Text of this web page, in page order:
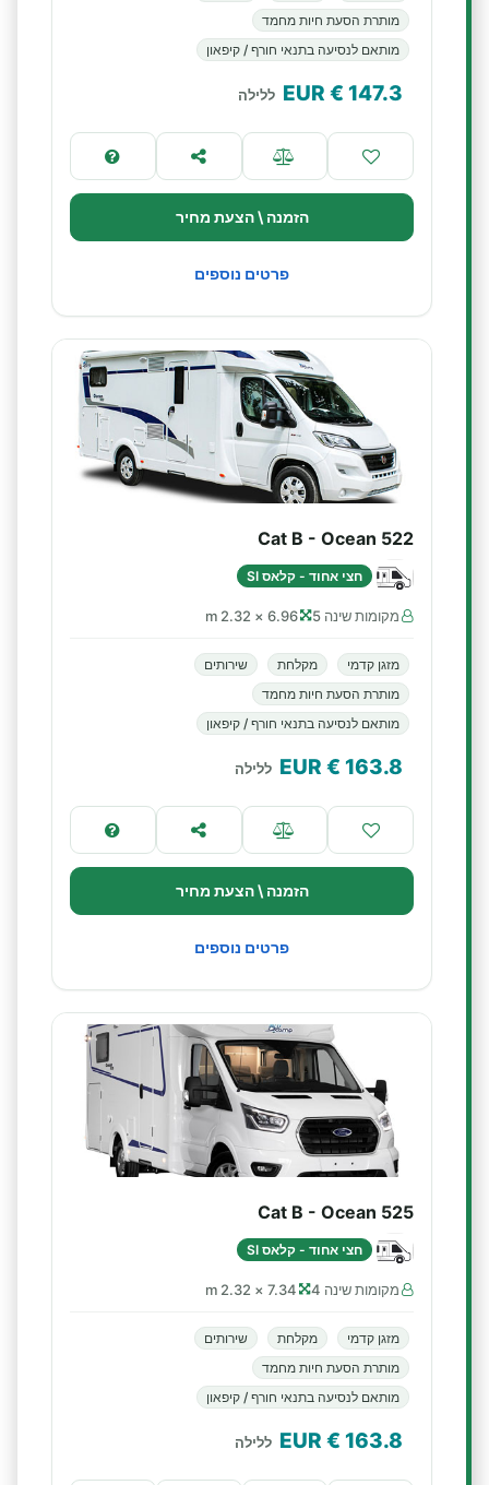
מותרת הסעת חיות מחמד
מותאם לנסיעה בתנאי חורף / קיפאון
147.3
€ EUR ללילה
הזמנה \ הצעת מחיר
פרטים נוספים
Cat B - Ocean 522
חצי אחוד - קלאס SI
מקומות שינה 5 6.96 × 2.32 m
מזגן קדמי מקלחת
שירותים
מותרת הסעת חיות מחמד
מותאם לנסיעה בתנאי חורף / קיפאון
163.8
€ EUR ללילה
הזמנה \ הצעת מחיר
פרטים נוספים
Cat B - Ocean 525
חצי אחוד - קלאס SI
מקומות שינה 4 7.34 × 2.32 m
מזגן קדמי מקלחת
שירותים
מותרת הסעת חיות מחמד
מותאם לנסיעה בתנאי חורף / קיפאון
163.8
€ EUR ללילה